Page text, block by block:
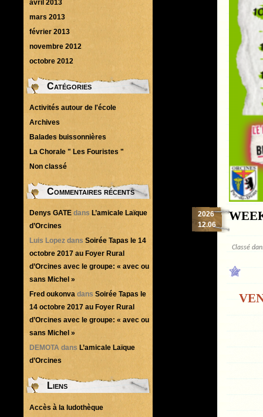
2026
12.06
Classé
avril 2013
mars 2013
février 2013
novembre 2012
octobre 2012
Catégories
Activités autour de l'école
Archives
Balades buissonnières
La Chorale " Les Fouristes "
Non classé
Commentaires récents
Denys GATE dans L’amicale Laïque
d’Orcines
Luis Lopez dans Soirée Tapas le 14
octobre 2017 au Foyer Rural
d’Orcines avec le groupe: « avec ou
sans Michel »
Fred oukonva dans Soirée Tapas le
14 octobre 2017 au Foyer Rural
d’Orcines avec le groupe: « avec ou
sans Michel »
DEMOTA dans L’amicale Laïque
d’Orcines
Liens
Accès à la ludothèque